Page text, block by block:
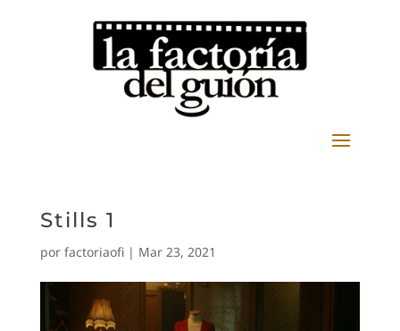
Stills 1
por factoriaofi| Mar 23, 2021